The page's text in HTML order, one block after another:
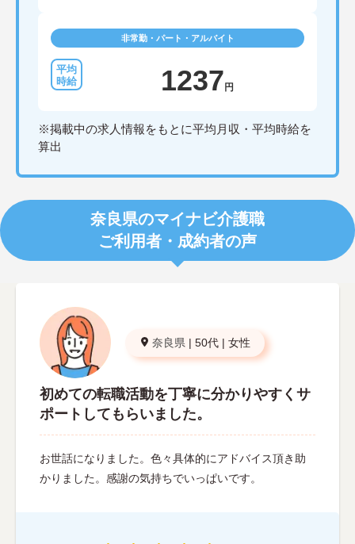
非常勤・パート・アルバイト
1237 円
※掲載中の求人情報をもとに平均月収・平均時給を
算出
奈良県のマイナビ介護職
ご利用者・成約者の声
奈良県 | 50代 | 女性
初めての転職活動を丁寧に分かりやすくサ
ポートしてもらいました。
お世話になりました。色々具体的にアドバイス頂き助
かりました。感謝の気持ちでいっぱいです。